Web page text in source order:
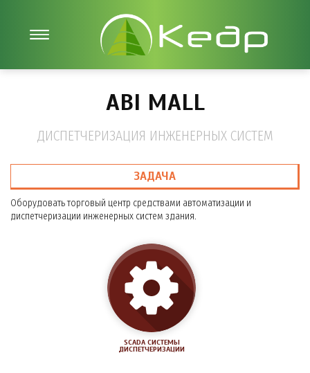
ABI MALL
ДИСПЕТЧЕРИЗАЦИЯ ИНЖЕНЕРНЫХ СИСТЕМ
ЗАДАЧА
Оборудовать торговый центр средствами автоматизации и
диспетчеризации инженерных систем здания.
SCADA СИСТЕМЫ
ДИСПЕТЧЕРИЗАЦИИ